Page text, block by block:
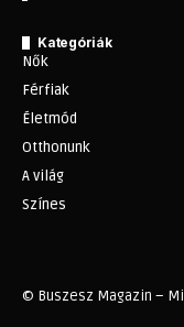
Kategóriák
Nők
Férfiak
Életmód
Otthonunk
A világ
Színes
© Buszesz Magazin –